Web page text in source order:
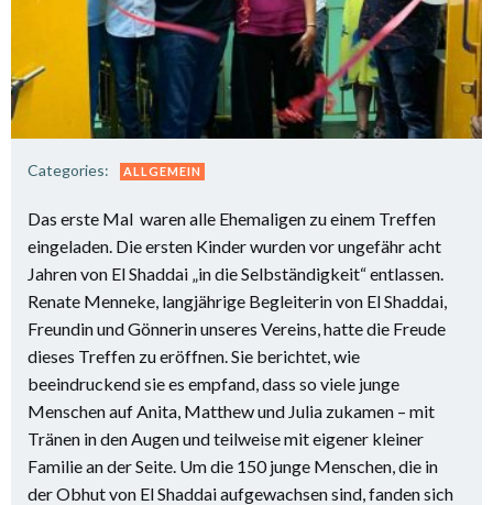
Categories: ALLGEMEIN
Das erste Mal waren alle Ehemaligen zu einem Treffen
eingeladen. Die ersten Kinder wurden vor ungefähr acht
Jahren von El Shaddai „in die Selbständigkeit“ entlassen.
Renate Menneke, langjährige Begleiterin von El Shaddai,
Freundin und Gönnerin unseres Vereins, hatte die Freude
dieses Treffen zu eröffnen. Sie berichtet, wie
beeindruckend sie es empfand, dass so viele junge
Menschen auf Anita, Matthew und Julia zukamen – mit
Tränen in den Augen und teilweise mit eigener kleiner
Familie an der Seite. Um die 150 junge Menschen, die in
der Obhut von El Shaddai aufgewachsen sind, fanden sich